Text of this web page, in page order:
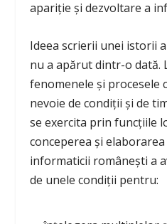
apariție și dezvoltare a
Ideea scrierii unei istorii
nu a apărut dintr-o dată.
fenomenele și procesele
nevoie de condiții și de
se exercita prin funcțiile
conceperea și
informaticii românești a
de unele condiții pentru: